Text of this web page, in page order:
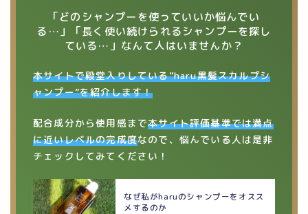
「どのシャンプーを使っていいか悩んでい
る…」「長く使い続けられるシャンプーを探し
ている…」なんて人はいませんか？
本サイトで殿堂入りしている”haru黒髪スカルプシ
ャンプー”を紹介します！
配合成分から使用感まで本サイト評価基準では満点
に近いレベルの完成度なので、悩んでいる人は是非
チェックしてみてください！
なぜ私がharuのシャンプーをオスス
メするのか